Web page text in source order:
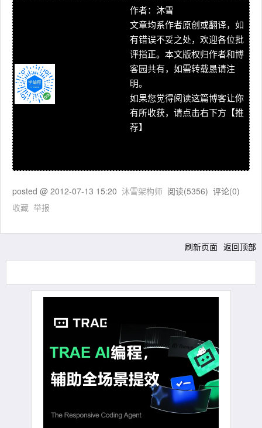
作者：沐雪
文章均系作者原创或翻译，如
有错误不妥之处，欢迎各位批
评指正。本文版权归作者和博
客园共有，如需转载恳请注
明。
如果您觉得阅读这篇博客让你
有所收获，请点击右下方【推
荐】
posted @ 2012-07-13 15:20 沐雪架构师 阅读(5356) 评论(0)
收藏 举报
刷新页面 返回顶部